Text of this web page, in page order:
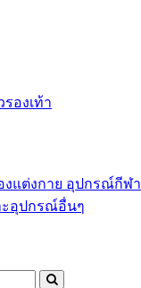
งแต่งกาย อุปกรณ์กีฬา
ะอุปกรณ์อื่นๆ